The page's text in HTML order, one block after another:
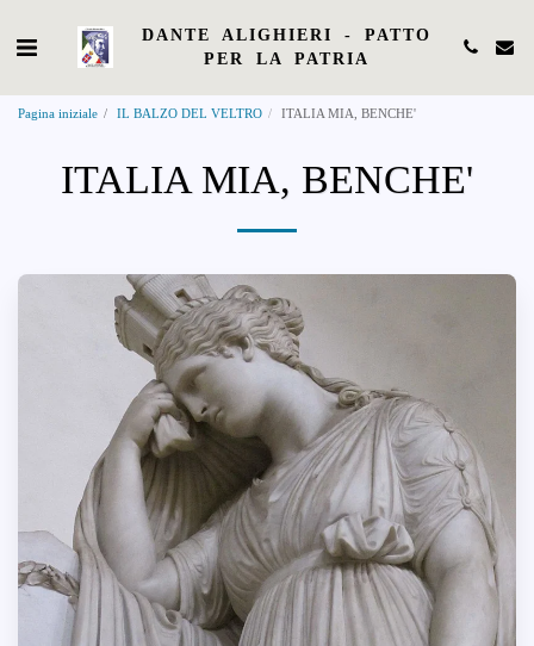
DANTE ALIGHIERI - PATTO
PER LA PATRIA
Pagina iniziale IL BALZO DEL VELTRO ITALIA MIA, BENCHE'
ITALIA MIA, BENCHE'